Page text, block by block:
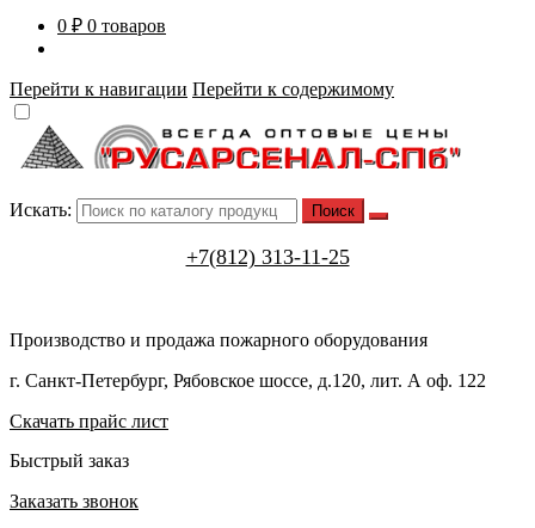
0 ₽ 0 товаров
Перейти к навигации Перейти к содержимому
Искать:
+7(812) 313-11-25
Производство и продажа пожарного оборудования
г. Санкт-Петербург, Рябовское шоссе, д.120, лит. А оф. 122
Скачать прайс лист
Быстрый заказ
Заказать звонок